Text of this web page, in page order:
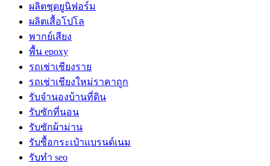
ผลิตชุดยูนิฟอร์ม
ผลิตเสื้อโปโล
พากย์เสียง
พื้น epoxy
รถเช่าเชียงราย
รถเช่าเชียงใหม่ราคาถูก
รับจำนองบ้านที่ดิน
รับซักที่นอน
รับซักผ้าม่าน
รับซื้อกระเป๋าแบรนด์เนม
รับทำ seo